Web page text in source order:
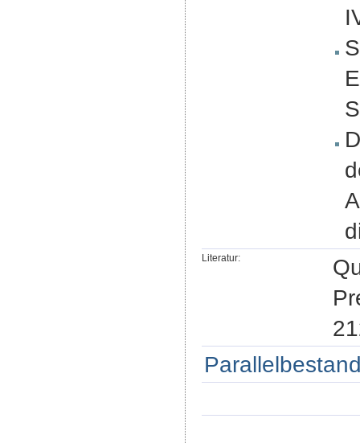
Literatur: